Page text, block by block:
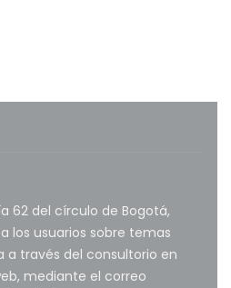
62 del círculo de Bogotá,
los usuarios sobre temas
a través del consultorio en
mediante el correo